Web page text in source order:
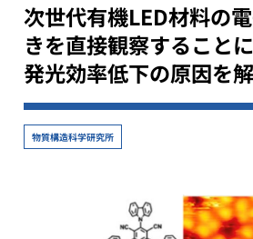
次世代有機LED材料の
きを直接観察すること
発光効率低下の原因を
物質構造科学研究所